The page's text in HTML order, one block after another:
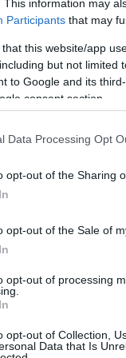
This information may
Participants that may
that this website/app
but not limited
to Google and its
consent section.
Data Processing Opt
opt-out of the Sharing
opt-out of the Sale of
opt-out of processing
opt-out of Collection,
Data that Is
με τρεις
h σε μόλις 2,6